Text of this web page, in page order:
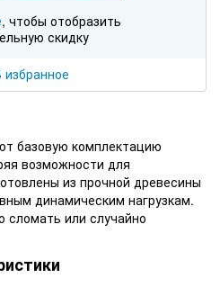
, чтобы отобразить
скидку
избранное
базовую комплектацию
возможности для
из прочной древесины
динамическим нагрузкам.
сломать или случайно